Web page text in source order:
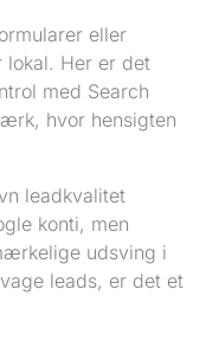
eller
lokal. Her er det
med Search
hvor hensigten
leadkvalitet
konti, men
udsving i
leads, er det et